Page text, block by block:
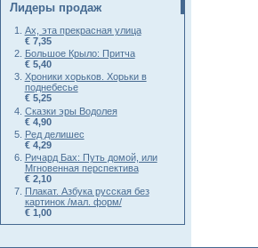
Лидеры продаж
Ах, эта прекрасная улица
€ 7,35
Большое Крыло: Притча
€ 5,40
Хроники хорьков. Хорьки в
поднебесье
€ 5,25
Сказки эры Водолея
€ 4,90
Ред делишес
€ 4,29
Ричард Бах: Путь домой, или
Мгновенная перспектива
€ 2,10
Плакат. Азбука русская без
картинок /мал. форм/
€ 1,00